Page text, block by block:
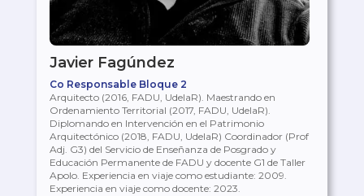
Javier Fagúndez
Co Responsable Bloque 2
Arquitecto (2016, FADU, UdelaR). Maestrando en
Ordenamiento Territorial (2017, FADU, UdelaR).
Diplomando en Intervención en el Patrimonio
Arquitectónico (2018, FADU, UdelaR) Coordinador (Prof
Adj. G3) del Servicio de Enseñanza de Posgrado y
Educación Permanente de FADU y docente G1 de Taller
Apolo. Experiencia en viaje como estudiante: 2009.
Experiencia en viaje como docente: 2023.